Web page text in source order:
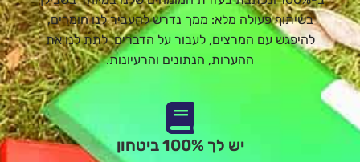
בשיתוף פעולה מלא: ממך נדרש להעביר לנו חומרים,
להיפגש עם המרצים, לעבור על הדברים, לתת לנו את
ההערות, הנתונים והרעיונות.
יש לך 100% ביטחון